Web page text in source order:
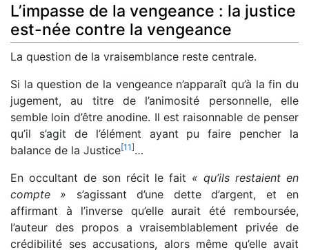
L’impasse de la vengeance : la justice
est-née contre la vengeance
La question de la vraisemblance reste centrale.
Si la question de la vengeance n’apparaît qu’à la fin du
jugement, au titre de l’animosité personnelle, elle
semble loin d’être anodine. Il est raisonnable de penser
qu’il s’agit de l’élément ayant pu faire pencher la
balance de la Justice[11]…
En occultant de son récit le fait « qu’ils restaient en
compte » s’agissant d’une dette d’argent, et en
affirmant à l’inverse qu’elle aurait été remboursée,
l’auteur des propos a vraisemblablement privée de
crédibilité ses accusations, alors même qu’elle avait